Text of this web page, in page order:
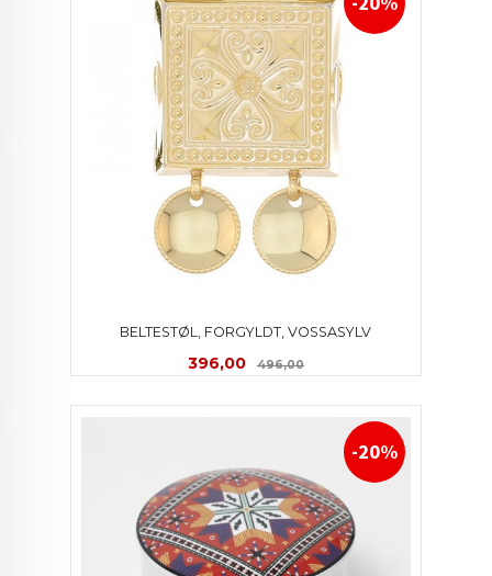
BELTESTØL, FORGYLDT, VOSSASYLV
Tilbud
396,00 496,00Rabatt
-20%